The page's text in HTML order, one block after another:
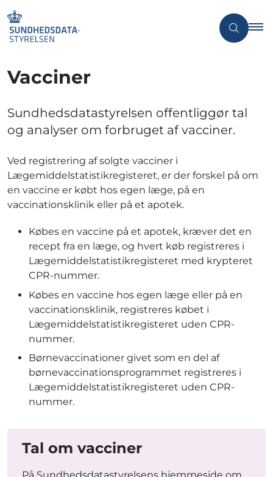
Vacciner
Sundhedsdatastyrelsen offentliggør tal
og analyser om forbruget af vacciner.
Ved registrering af solgte vacciner i
Lægemiddelstatistikregisteret, er der forskel på om
en vaccine er købt hos egen læge, på en
vaccinationsklinik eller på et apotek.
Købes en vaccine på et apotek, kræver det en
recept fra en læge, og hvert køb registreres i
Lægemiddelstatistikregisteret med krypteret
CPR-nummer.
Købes en vaccine hos egen læge eller på en
vaccinationsklinik, registreres købet i
Lægemiddelstatistikregisteret uden CPR-
nummer.
Børnevaccinationer givet som en del af
børnevaccinationsprogrammet registreres i
Lægemiddelstatistikregisteret uden CPR-
nummer.
Tal om vacciner